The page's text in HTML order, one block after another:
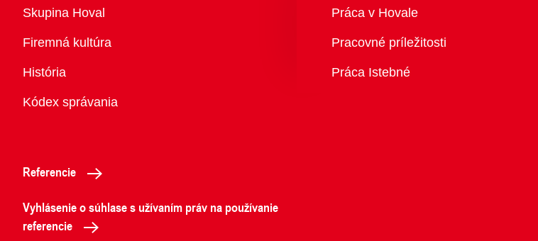
Prehľad
Skupina Hoval
Firemná kultúra
História
Kódex správania
Prehľad
Práca v Hovale
Pracovné príležitosti
Práca Istebné
Referencie
Vyhlásenie o súhlase s užívaním práv na používanie
referencie